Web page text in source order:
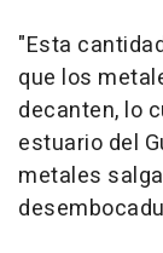
"Esta
que los
decanten, lo
estuario del
metales